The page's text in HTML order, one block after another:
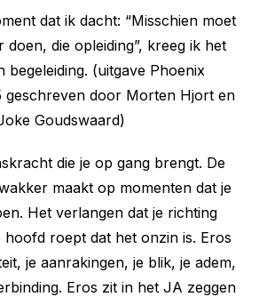
dat ik dacht: “Misschien moet
doen, die opleiding”, kreeg ik het
begeleiding. (uitgave Phoenix
geschreven door Morten Hjort en
Goudswaard)
die je op gang brengt. De
maakt op momenten dat je
Het verlangen dat je richting
hoofd roept dat het onzin is. Eros
je aanrakingen, je blik, je adem,
Eros zit in het JA zeggen